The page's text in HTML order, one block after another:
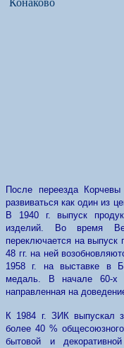
После переезда
развиваться как один из
В 1940 г. выпуск
изделий. Во время
переключается на
48 гг. на ней
1958 г. на выставке в
медаль. В начале 60-х
направленная на
К 1984 г. ЗИК выпускал
более 40 %
бытовой и